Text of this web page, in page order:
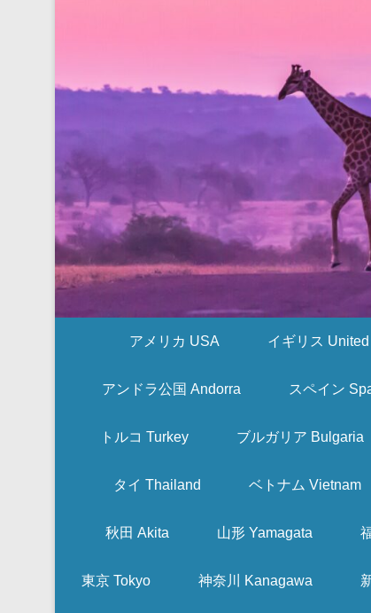
アメリカ USA イギリス
アンドラ公国 Andorra スペイン
トルコ Turkey ブルガリア Bulgaria
タイ Thailand ベトナム Vietnam
秋田 Akita 山形 Yamagata
東京 Tokyo 神奈川 Kanagawa